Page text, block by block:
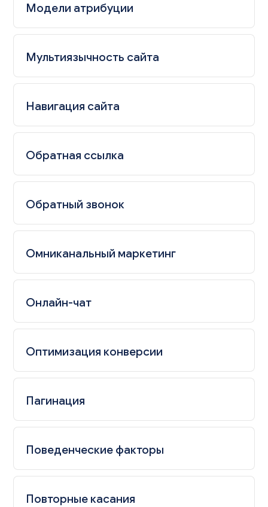
Модели атрибуции
Мультиязычность сайта
Навигация сайта
Обратная ссылка
Обратный звонок
Омниканальный маркетинг
Онлайн-чат
Оптимизация конверсии
Пагинация
Поведенческие факторы
Повторные касания